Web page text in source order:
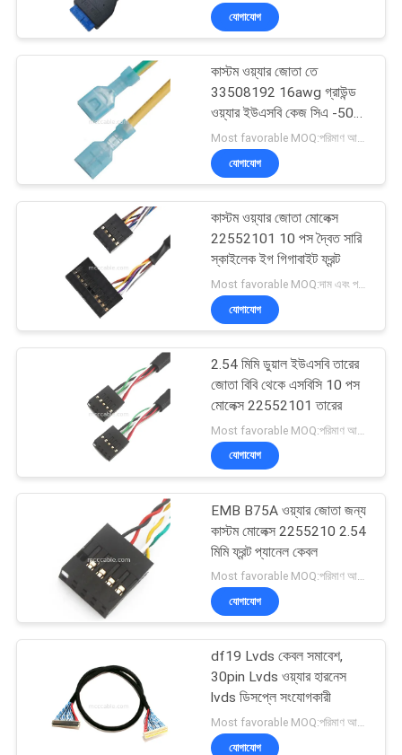
করুন
গোপনীয়তা
থান্ডারবোল্ট ৪ ক্যাবল
26
কাস্টম তারের জোতা
165
জেএসটি তারের জোতা
33
মোলেক্স কেবল সমাবেশ
যোগাযোগ
কাস্টম ওয়্যার জোতা তে
33508192 16awg গ্রাউন্ড
ওয়্যার ইউএসবি কেজ সিএ -50
জেডসিএস
যোগাযোগ
কাস্টম ওয়্যার জোতা মোলেক্স
22552101 10 পস দ্বৈত সারি
স্কাইলেক ইগ গিগাবাইট ফ্রন্ট
যোগাযোগ
2.54 মিমি ডুয়াল ইউএসবি তারের
জোতা বিবি থেকে এসবিসি 10 পস
মোলেক্স 22552101 তারের
যোগাযোগ
EMB B75A ওয়্যার জোতা জন্য
কাস্টম মোলেক্স 2255210 2.54
মিমি ফ্রন্ট প্যানেল কেবল
Most favorable MOQ:পরিমাণ আলোচনাযোগ্য হতে পারে
যোগাযোগ
df19 Lvds কেবল সমাবেশ,
30pin Lvds ওয়্যার হারনেস
lvds ডিসপ্লে সংযোগকারী
Most favorable MOQ:পরিমাণ আলোচনাযোগ্য হতে পারে
যোগাযোগ